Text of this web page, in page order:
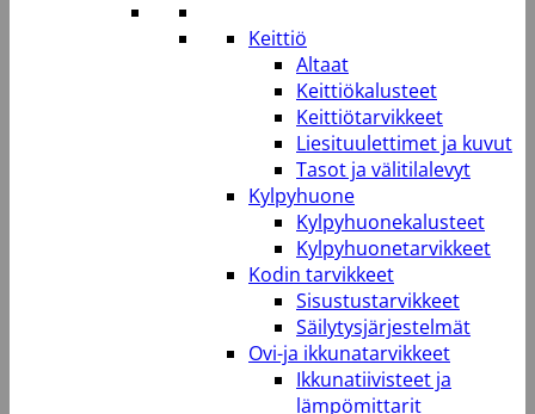
Keittiö
Altaat
Keittiökalusteet
Keittiötarvikkeet
Liesituulettimet ja kuvut
Tasot ja välitilalevyt
Kylpyhuone
Kylpyhuonekalusteet
Kylpyhuonetarvikkeet
Kodin tarvikkeet
Sisustustarvikkeet
Säilytysjärjestelmät
Ovi-ja ikkunatarvikkeet
Ikkunatiivisteet ja
lämpömittarit